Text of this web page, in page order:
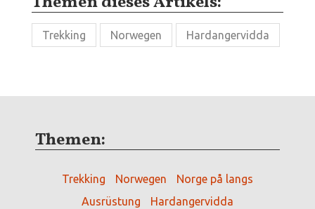
Trekking Norwegen Hardangervidda
Themen:
Trekking Norwegen
Norge på langs
Ausrüstung
Hardangervidda